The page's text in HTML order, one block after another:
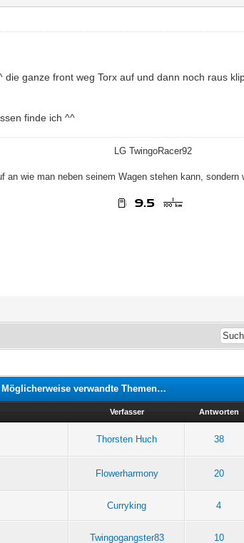
ganze front weg Torx auf und dann noch raus
finde ich ^^
LG TwingoRacer92
an wie man neben seinem Wagen stehen kann,
Möglicherweise verwandte Themen…
Verfasser Antworten
Thorsten Huch 38
Flowerharmony 20
Curryking 4
Twingogangster83 10